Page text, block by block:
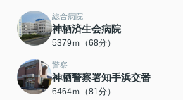
総合病院
神栖済生会病院
5379ｍ（68分）
警察
神栖警察署知手浜交番
6464ｍ（81分）